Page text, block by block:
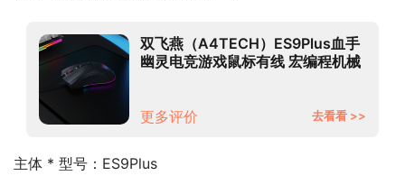
双飞燕（A4TECH）ES9Plus血手
幽灵电竞游戏鼠标有线 宏编程机械
更多评价
去看看 >>
主体 * 型号：ES9Plus